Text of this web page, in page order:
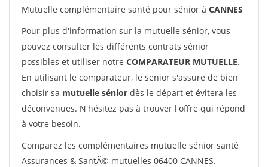
Mutuelle complémentaire santé pour sénior à CANNES
Pour plus d'information sur la mutuelle sénior, vous
pouvez consulter les différents contrats sénior
possibles et utiliser notre COMPARATEUR MUTUELLE.
En utilisant le comparateur, le senior s'assure de bien
choisir sa mutuelle sénior dès le départ et évitera les
déconvenues. N'hésitez pas à trouver l'offre qui répond
à votre besoin.
Comparez les complémentaires mutuelle sénior santé
Assurances & SantÃ© mutuelles 06400 CANNES.